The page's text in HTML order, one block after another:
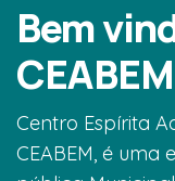
Bem
CEABEM
Centro Espírita
CEABEM, é